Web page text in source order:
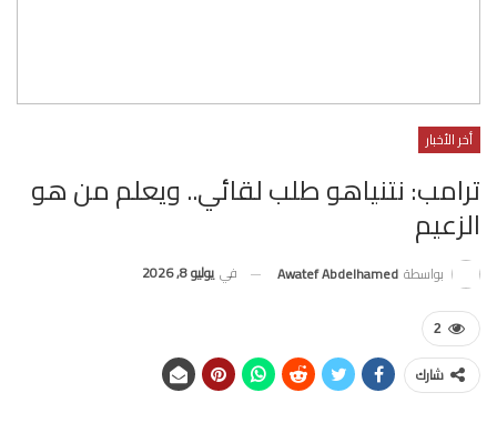
أخر الأخبار
ترامب: نتنياهو طلب لقائي.. ويعلم من هو
الزعيم
بواسطة Awatef Abdelhamed في يوليو 8, 2026
2
شارك